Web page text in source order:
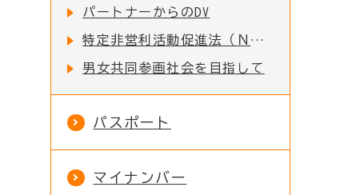
パートナーからのDV
特定非営利活動促進法（ＮＰＯ法）に係る事務処理の権限移譲に伴う各種事務手続きの窓口変更について
男女共同参画社会を目指して
パスポート
マイナンバー